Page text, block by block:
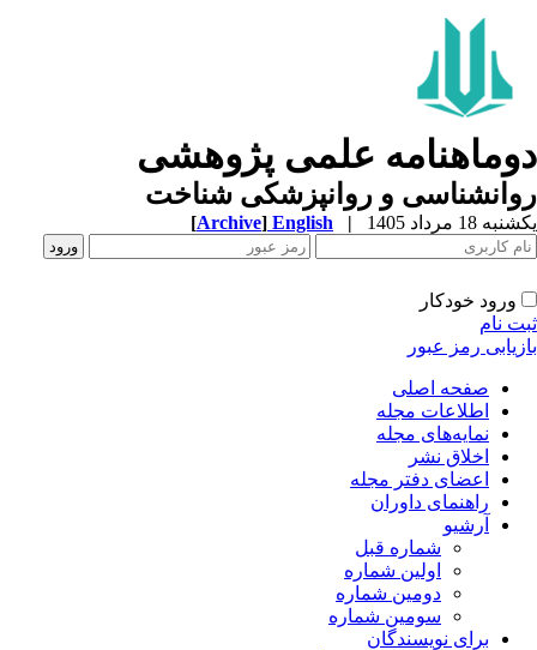
علمی پژوهشی
و روانپزشکی شناخت
18 مرداد 1405 |
English
[Archive]
ورود خودکار
نام
رمز عبور
صفحه اصلی
اطلاعات مجله
نمایه‌های مجله
اخلاق نشر
اعضای دفتر مجله
راهنمای داوران
آرشیو
شماره قبل
اولین شماره
دومین شماره
سومین شماره
برای نویسندگان